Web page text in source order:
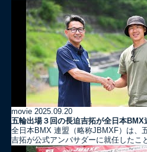
movie 2025.09.20
五輪出場３回の長迫吉拓が全日本
全日本BMX 連盟（略称JBMXF）は、
吉拓が公式アンバサダーに就任したこ